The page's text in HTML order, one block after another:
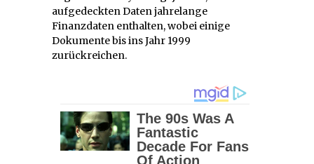
aufgedeckten Daten jahrelange
Finanzdaten enthalten, wobei einige
Dokumente bis ins Jahr 1999
zurückreichen.